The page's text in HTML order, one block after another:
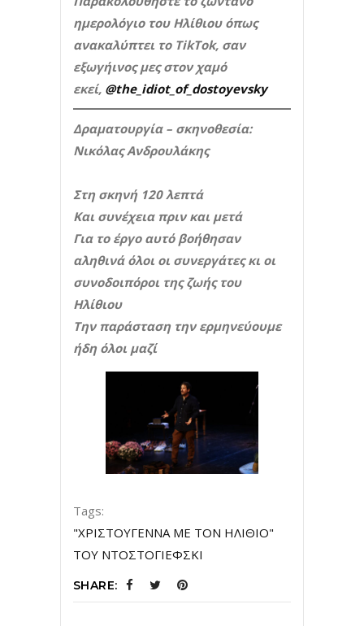
ημερολόγιο του Ηλίθιου όπως
ανακαλύπτει το TikTok, σαν
εξωγήινος μες στον χαμό
εκεί, @the_idiot_of_dostoyevsky
Δραματουργία – σκηνοθεσία:
Νικόλας Ανδρουλάκης
Στη σκηνή 120 λεπτά
Και συνέχεια πριν και μετά
Για το έργο αυτό βοήθησαν
αληθινά όλοι οι συνεργάτες κι οι
συνοδοιπόροι της ζωής του
Ηλίθιου
Την παράσταση την ερμηνεύουμε
ήδη όλοι μαζί
Tags:
"ΧΡΙΣΤΟΥΓΕΝΝΑ ΜΕ ΤΟΝ ΗΛΙΘΙΟ"
ΤΟΥ ΝΤΟΣΤΟΓΙΕΦΣΚΙ
SHARE: